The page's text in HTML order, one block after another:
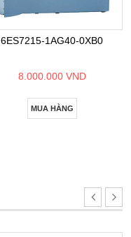
6ES7215-1AG40-0XB0
8.000.000 VND
MUA HÀNG